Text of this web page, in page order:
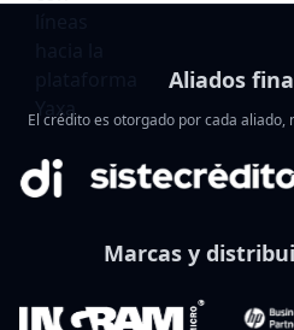
Aliados
El crédito es otorgado por cada aliado,
Marcas y